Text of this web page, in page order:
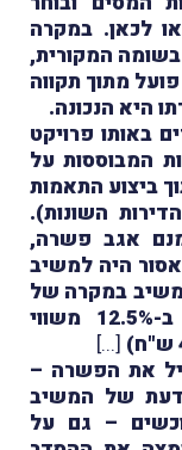
לכאן. במקרה
המקורית,
מתוך תקווה
היא הנכונה.
באותו פרויקט
המבוססות על
למ"ר) תוך ביצוע התאמות
השונות).
אגב פשרה,
היה למשיב
במקרה של
העוררת היא להותיר שווי הגבוה ב-12.5% משווי
[...]
את הפשרה –
של המשיב
– גם על